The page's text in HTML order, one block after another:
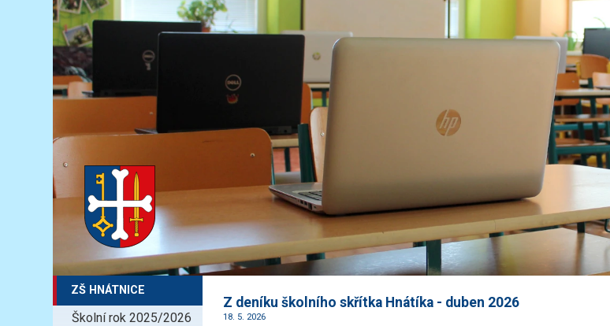
ZŠ HNÁTNICE
Školní rok 2025/2026
Z deníku školního skřítka Hnátíka - duben 2026
18. 5. 2026